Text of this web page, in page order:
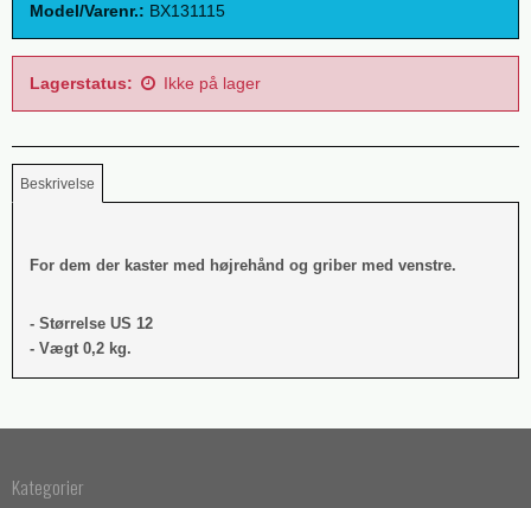
Model/Varenr.: BX131115
Lagerstatus: Ikke på lager
Beskrivelse
For dem der kaster med højrehånd og griber med venstre.
- Størrelse US 12
- Vægt 0,2 kg.
Kategorier